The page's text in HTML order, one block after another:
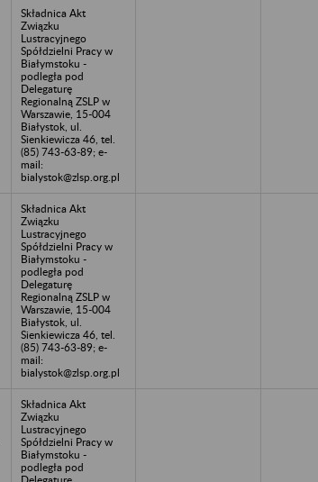
Składnica Akt
Związku
Lustracyjnego
Spółdzielni Pracy w
Białymstoku -
podległa pod
Delegaturę
Regionalną ZSLP w
Warszawie, 15-004
Białystok, ul.
Sienkiewicza 46, tel.
(85) 743-63-89; e-
mail:
bialystok@zlsp.org.pl
Składnica Akt
Związku
Lustracyjnego
Spółdzielni Pracy w
Białymstoku -
podległa pod
Delegaturę
Regionalną ZSLP w
Warszawie, 15-004
Białystok, ul.
Sienkiewicza 46, tel.
(85) 743-63-89; e-
mail:
bialystok@zlsp.org.pl
Składnica Akt
Związku
Lustracyjnego
Spółdzielni Pracy w
Białymstoku -
podległa pod